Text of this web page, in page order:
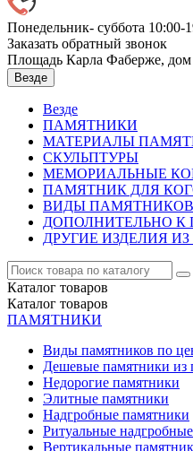
Понедельник- суббота 10:00-
Заказать обратный звонок
Площадь Карла Фаберже, дом
Везде
Везде
ПАМЯТНИКИ
МАТЕРИАЛЫ
СКУЛЬПТУРЫ
МЕМОРИАЛЬНЫЕ
ПАМЯТНИК ДЛЯ
ВИДЫ ПАМЯТНИКОВ
ДОПОЛНИТЕЛЬНО
ДРУГИЕ ИЗДЕЛИЯ ИЗ
Каталог товаров
Каталог товаров
ПАМЯТНИКИ
Виды памятников по
Дешевые памятники из
Недорогие памятники
Элитные памятники
Надгробные памятники
Ритуальные
Вертикальные